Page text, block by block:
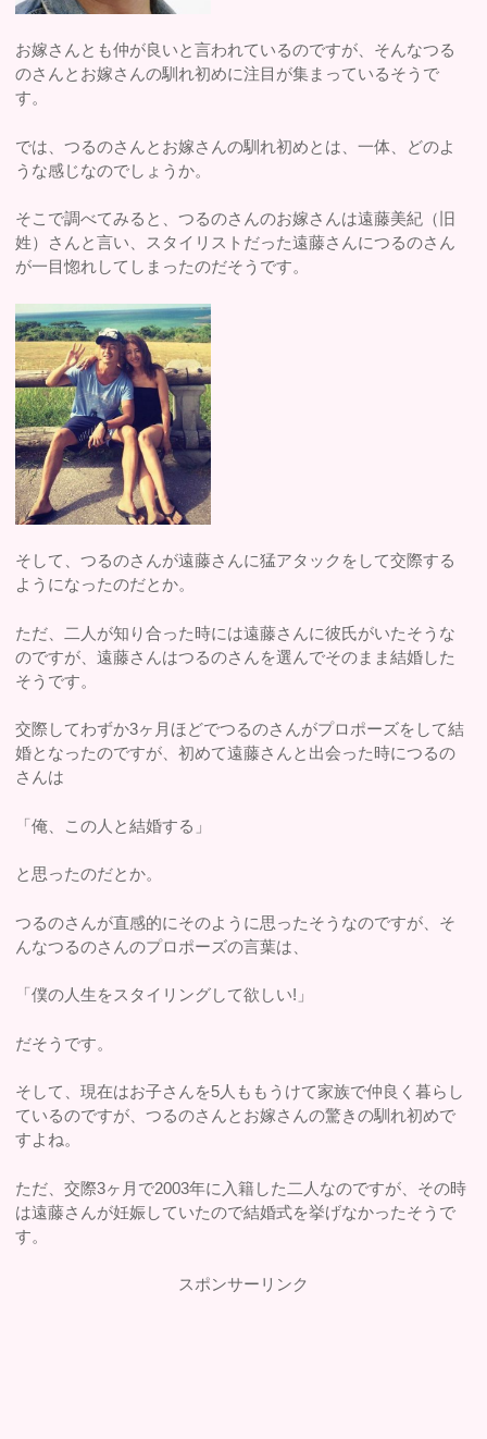
お嫁さんとも仲が良いと言われているのですが、そんなつる
のさんとお嫁さんの馴れ初めに注目が集まっているそうで
す。
では、つるのさんとお嫁さんの馴れ初めとは、一体、どのよ
うな感じなのでしょうか。
そこで調べてみると、つるのさんのお嫁さんは遠藤美紀（旧
姓）さんと言い、スタイリストだった遠藤さんにつるのさん
が一目惚れしてしまったのだそうです。
そして、つるのさんが遠藤さんに猛アタックをして交際する
ようになったのだとか。
ただ、二人が知り合った時には遠藤さんに彼氏がいたそうな
のですが、遠藤さんはつるのさんを選んでそのまま結婚した
そうです。
交際してわずか3ヶ月ほどでつるのさんがプロポーズをして結
婚となったのですが、初めて遠藤さんと出会った時につるの
さんは
「俺、この人と結婚する」
と思ったのだとか。
つるのさんが直感的にそのように思ったそうなのですが、そ
んなつるのさんのプロポーズの言葉は、
「僕の人生をスタイリングして欲しい!」
だそうです。
そして、現在はお子さんを5人ももうけて家族で仲良く暮らし
ているのですが、つるのさんとお嫁さんの驚きの馴れ初めで
すよね。
ただ、交際3ヶ月で2003年に入籍した二人なのですが、その時
は遠藤さんが妊娠していたので結婚式を挙げなかったそうで
す。
スポンサーリンク